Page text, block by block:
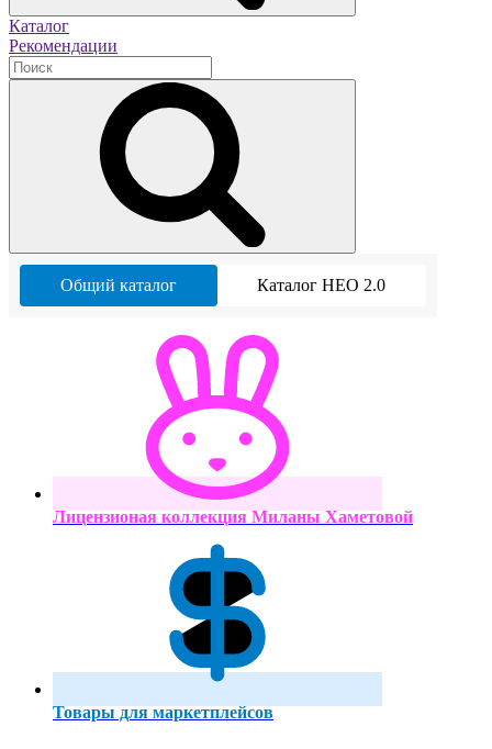
Каталог
Рекомендации
Общий каталог Каталог НЕО 2.0
Лицензионая коллекция Миланы Хаметовой
Товары для маркетплейсов